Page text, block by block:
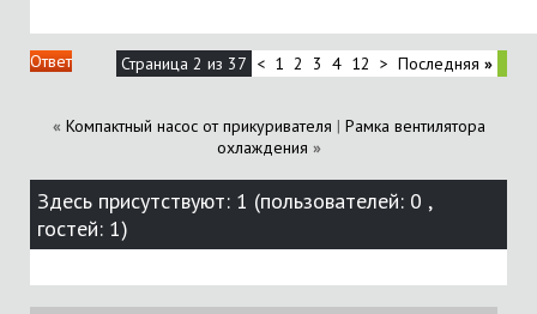
Ответ Страница 2 из 37 < 1 2 3 4 12 > Последняя »
« Компактный насос от прикуривателя | Рамка вентилятора
охлаждения »
Здесь присутствуют: 1 (пользователей: 0 ,
гостей: 1)